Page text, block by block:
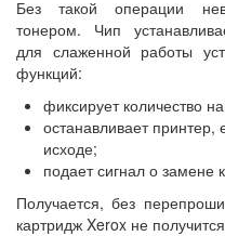
Без такой операции
тонером. Чип
для слаженной работы
функций:
фиксирует количество
останавливает
исходе;
подает сигнал о замене
Получается, без
картридж Xerox не